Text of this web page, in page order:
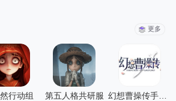
更多
行动组 第五人格共研服